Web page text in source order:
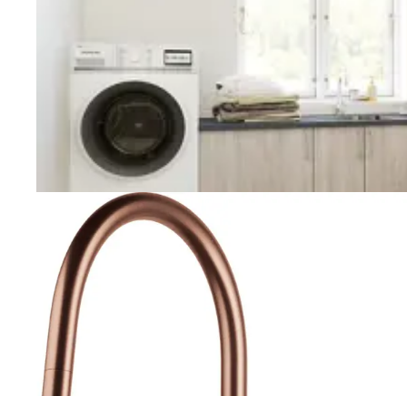
Vaskerom